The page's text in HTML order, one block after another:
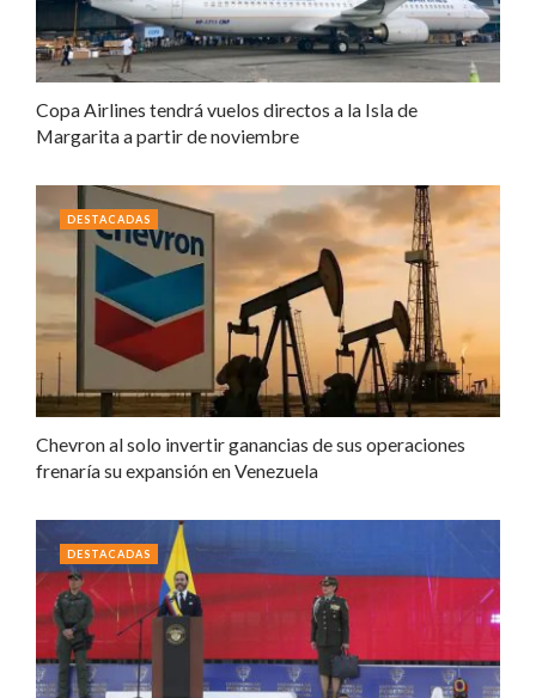
Copa Airlines tendrá vuelos directos a la Isla de
Margarita a partir de noviembre
Chevron al solo invertir ganancias de sus operaciones
frenaría su expansión en Venezuela
DESTACADAS
DESTACADAS